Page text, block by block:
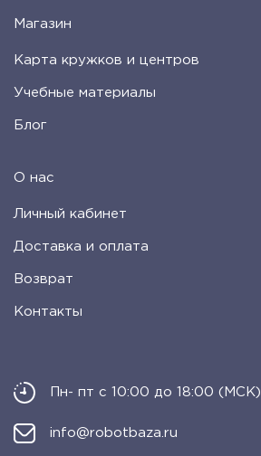
Магазин
Карта кружков и центров
Учебные материалы
Блог
О нас
Личный кабинет
Доставка и оплата
Возврат
Контакты
Пн- пт с 10:00 до 18:00 (МСК)
info@robotbaza.ru